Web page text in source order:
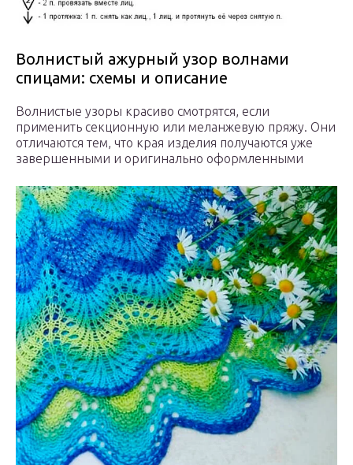
Волнистый ажурный узор волнами
спицами: схемы и описание
Волнистые узоры красиво смотрятся, если
применить секционную или меланжевую пряжу. Они
отличаются тем, что края изделия получаются уже
завершенными и оригинально оформленными